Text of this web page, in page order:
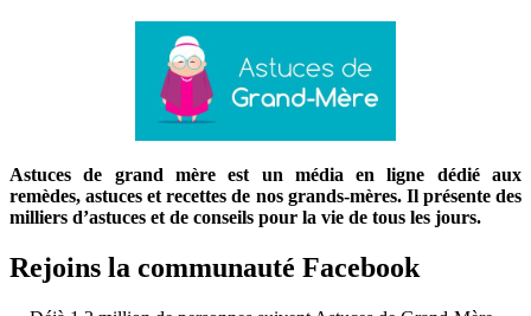
Astuces de grand mère est un média en ligne dédié aux
remèdes, astuces et recettes de nos grands-mères. Il présente des
milliers d’astuces et de conseils pour la vie de tous les jours.
Rejoins la communauté Facebook